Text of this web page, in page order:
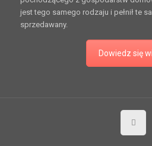
jest tego samego rodzaju i pełnił te
sprzedawany.
Dowiedz się